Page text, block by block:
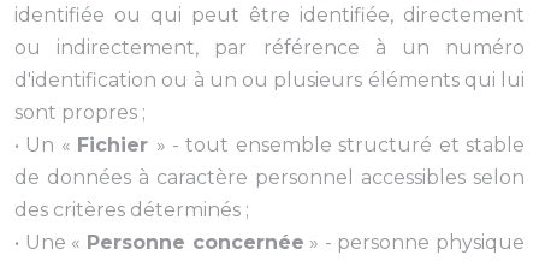
identifiée ou qui peut être identifiée, directement
ou indirectement, par référence à un numéro
d'identification ou à un ou plusieurs éléments qui lui
sont propres ;
• Un « Fichier » - tout ensemble structuré et stable
de données à caractère personnel accessibles selon
des critères déterminés ;
• Une « Personne concernée » - personne physique